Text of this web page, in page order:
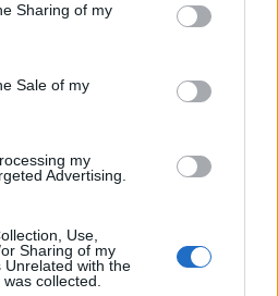
Sharing of my
Sale of my
my
Advertising.
Use,
Sharing of my
Unrelated with the
collected.